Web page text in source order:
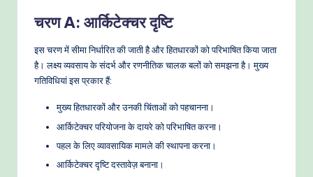
चरण A: आर्किटेक्चर दृष्टि
इस चरण में सीमा निर्धारित की जाती है और हितधारकों को परिभाषित किया जाता
है। लक्ष्य व्यवसाय के संदर्भ और रणनीतिक चालक बलों को समझना है। मुख्य
गतिविधियां इस प्रकार हैं:
मुख्य हितधारकों और उनकी चिंताओं को पहचानना।
आर्किटेक्चर परियोजना के दायरे को परिभाषित करना।
पहल के लिए व्यावसायिक मामले की स्थापना करना।
आर्किटेक्चर दृष्टि दस्तावेज़ बनाना।